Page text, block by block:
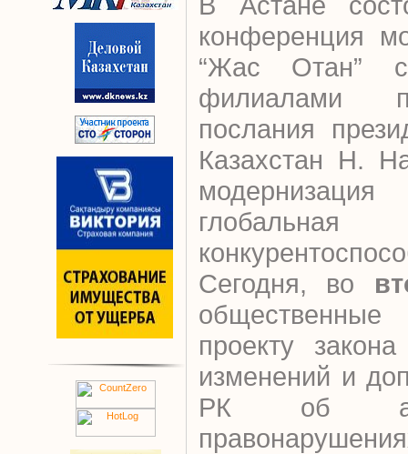
конференция
“Жас Отан” с
филиалами
послания
Казахстан Н.
глобальная
Сегодня, во
проекту
изменений и
РК об